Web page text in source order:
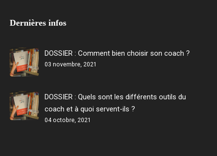
Dernières infos
DOSSIER : Comment bien choisir son coach ?
03 novembre, 2021
DOSSIER : Quels sont les différents outils du
coach et à quoi servent-ils ?
04 octobre, 2021